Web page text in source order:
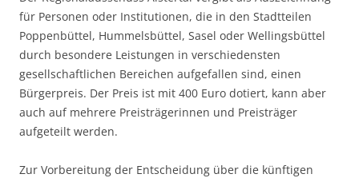
für Personen oder Institutionen, die in den Stadtteilen
Poppenbüttel, Hummelsbüttel, Sasel oder Wellingsbüttel
durch besondere Leistungen in verschiedensten
gesellschaftlichen Bereichen aufgefallen sind, einen
Bürgerpreis. Der Preis ist mit 400 Euro dotiert, kann aber
auch auf mehrere Preisträgerinnen und Preisträger
aufgeteilt werden.
Zur Vorbereitung der Entscheidung über die künftigen